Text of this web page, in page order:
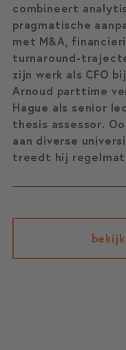
combineert
pragmatische
met M&A,
turnaround-
zijn werk als CFO
Arnoud parttime
Hague als senior
thesis assessor.
aan diverse
treedt hij